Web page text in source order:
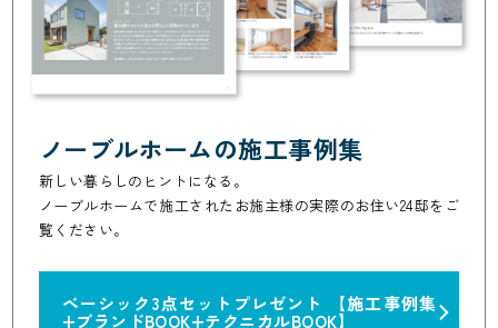
ノーブルホームの施工事例集
新しい暮らしのヒントになる。
ノーブルホームで施工されたお施主様の実際のお住い24邸をご
覧ください。
ベーシック3点セットプレゼント 【施工事例集
+ブランドBOOK+テクニカルBOOK】